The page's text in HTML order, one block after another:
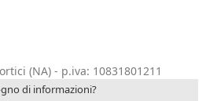
(NA) - p.iva: 10831801211
di informazioni?